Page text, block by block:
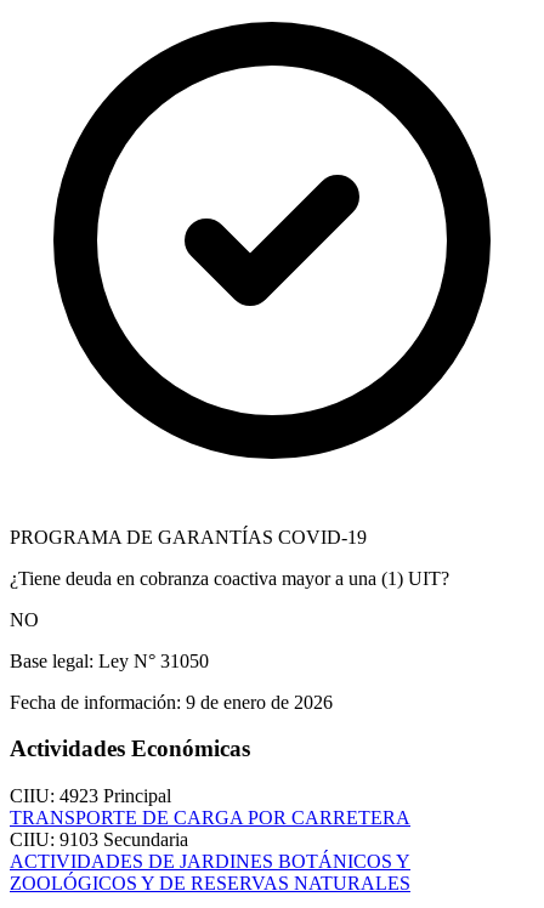
PROGRAMA DE GARANTÍAS COVID-19
¿Tiene deuda en cobranza coactiva mayor a una (1) UIT?
NO
Base legal: Ley N° 31050
Fecha de información: 9 de enero de 2026
Actividades Económicas
CIIU: 4923 Principal
TRANSPORTE DE CARGA POR CARRETERA
CIIU: 9103 Secundaria
ACTIVIDADES DE JARDINES BOTÁNICOS Y
ZOOLÓGICOS Y DE RESERVAS NATURALES